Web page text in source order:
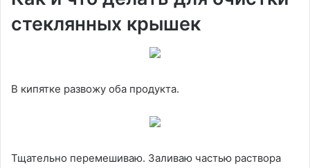
стеклянных крышек
В кипятке развожу оба продукта.
Тщательно перемешиваю. Заливаю частью раствора